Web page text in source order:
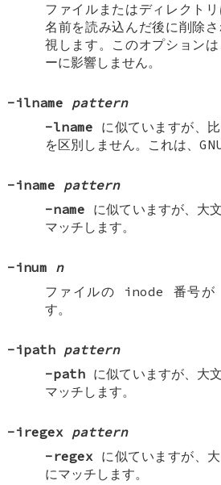
ファイルまたはディレクト
名前を読み込んだ後に削除
視します。このオプション
ーに影響しません。
-ilname pattern
-lname に似ていますが、
を区別しません。これは、
-iname pattern
-name に似ていますが、大
マッチします。
-inum n
ファイルの inode 番号が
す。
-ipath pattern
-pathに似ていますが、大
マッチします。
-iregex pattern
-regexに似ていますが、
にマッチします。